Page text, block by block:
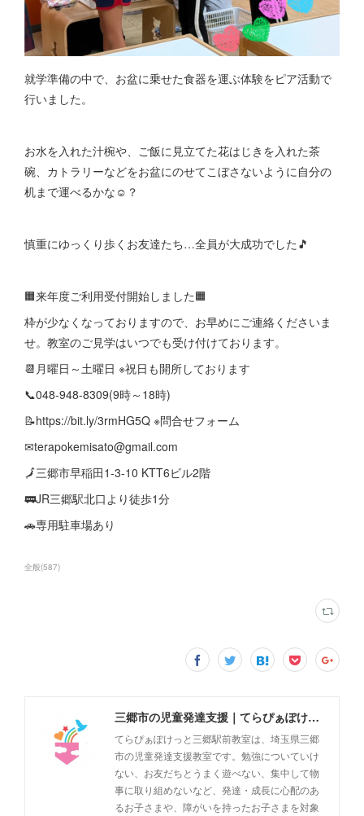
就学準備の中で、お盆に乗せた食器を運ぶ体験をピア活動で
行いました。
お水を入れた汁椀や、ご飯に見立てた花はじきを入れた茶
碗、カトラリーなどをお盆にのせてこぼさないように自分の
机まで運べるかな☺？
慎重にゆっくり歩くお友達たち…全員が大成功でした🎵
🟧来年度ご利用受付開始しました🟧
枠が少なくなっておりますので、お早めにご連絡くださいま
せ。教室のご見学はいつでも受け付けております。
📆月曜日～土曜日 ※祝日も開所しております
📞048-948-8309(9時～18時)
📝https://bit.ly/3rmHG5Q ※問合せフォーム
✉terapokemisato@gmail.com
🗾三郷市早稲田1-3-10 KTT6ビル2階
🚃JR三郷駅北口より徒歩1分
🚗専用駐車場あり
全般(587)
三郷市の児童発達支援｜てらぴぁぽけっと三郷駅前教室
てらぴぁぽけっと三郷駅前教室は、埼玉県三郷
市の児童発達支援教室です。勉強についていけ
ない、お友だちとうまく遊べない、集中して物
事に取り組めないなど、発達・成長に心配のあ
るお子さまや、障がいを持ったお子さまを対象